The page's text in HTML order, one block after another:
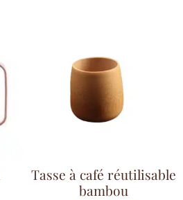
Tasse à café réutilisable
bambou